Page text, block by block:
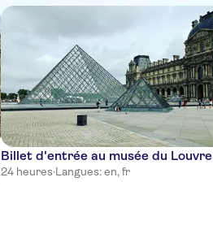
Billet d'entrée au musée du Louvre
24 heures·Langues: en, fr